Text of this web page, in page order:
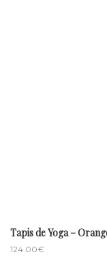
Tapis de Yoga –
124.00€